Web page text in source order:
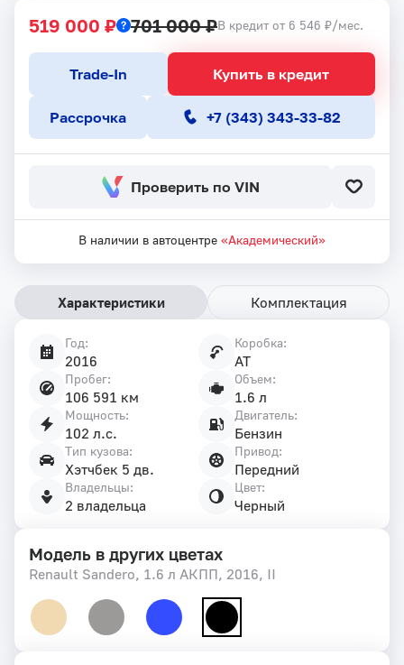
519 000 ₽ 701 000 ₽В кредит от 6 546 ₽/мес.
Купить в кредит
Trade-In
Рассрочка +7 (343) 343-33-82
Проверить по VIN
В наличии в автоцентре «Академический»
Характеристики Комплектация
Год:
2016
Коробка:
AT
Пробег:
106 591 км
Объем:
1.6 л
Мощность:
102 л.с.
Двигатель:
Бензин
Тип кузова:
Хэтчбек 5 дв.
Привод:
Передний
Владельцы:
2 владельца
Цвет:
Черный
Модель в других цветах
Renault Sandero, 1.6 л АКПП, 2016, II